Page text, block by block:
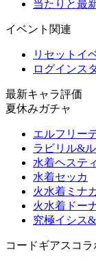
当たりと最
イベント関連
リセットイ
ログインス
最新キャラ評価
夏休みガチャ
エルフリー
ラビリル&
水着ヘステ
水着セッカ
火水着ミナ
火水着ドー
究極イシス
コードギアスコラ